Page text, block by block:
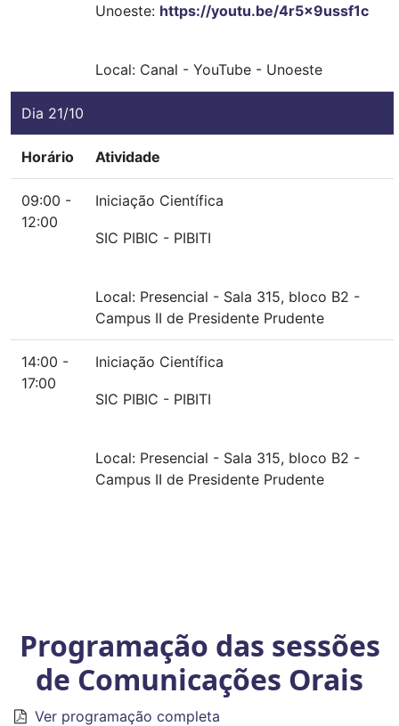
Unoeste: https://youtu.be/4r5x9ussf1c
Local: Canal - YouTube - Unoeste
Dia 21/10
Horário Atividade
09:00 -
12:00
Iniciação Científica
SIC PIBIC - PIBITI
Local: Presencial - Sala 315, bloco B2 -
Campus II de Presidente Prudente
14:00 -
17:00
Iniciação Científica
SIC PIBIC - PIBITI
Local: Presencial - Sala 315, bloco B2 -
Campus II de Presidente Prudente
Programação das sessões
de Comunicações Orais
Ver programação completa